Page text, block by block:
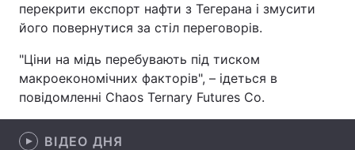
Екологія Регіони
Відео з Youtube Статті
Інтерв'ю
перекрити експорт нафти з Тегерана і змусити
його повернутися за стіл переговорів.
"Ціни на мідь перебувають під тиском
макроекономічних факторів", – ідеться в
повідомленні Chaos Ternary Futures Co.
ВІДЕО ДНЯ